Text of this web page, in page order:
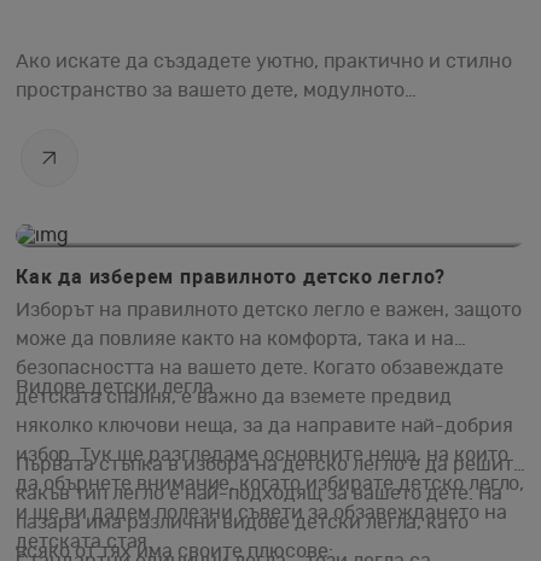
Ако искате да създадете уютно, практично и стилно
пространство за вашето дете, модулното
търсите. Мебелна палата Лазур предлага всичко
нашите предложения и изберете най-доброто за
вашето дете!
Как да изберем правилното детско легло?
Изборът на правилното детско легло е важен, защото
може да повлияе както на комфорта, така и на
безопасността на вашето дете. Когато обзавеждате
детската спалня, е важно да вземете предвид
няколко ключови неща, за да направите най-добрия
избор. Тук ще разгледаме основните неща, на които
да обърнете внимание, когато избирате детско легло,
и ще ви дадем полезни съвети за обзавеждането на
детската стая.
Видове детски легла
Първата стъпка в избора на детско легло е да решите
какъв тип легло е най-подходящ за вашето дете. На
пазара има различни видове детски легла, като
всяко от тях има своите плюсове: